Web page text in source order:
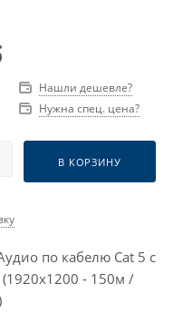
Нашли дешевле?
Нужна спец. цена?
В КОРЗИНУ
по кабелю Cat 5 с
- 150м /